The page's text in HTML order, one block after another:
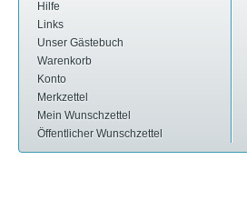
Hilfe
Links
Unser Gästebuch
Warenkorb
Konto
Merkzettel
Mein Wunschzettel
Öffentlicher Wunschzettel